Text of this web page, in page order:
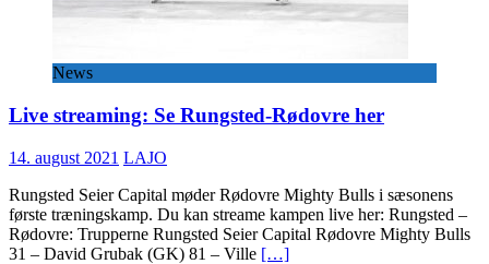
News
Live streaming: Se Rungsted-Rødovre her
14. august 2021 LAJO
Rungsted Seier Capital møder Rødovre Mighty Bulls i sæsonens
første træningskamp. Du kan streame kampen live her: Rungsted –
Rødovre: Trupperne Rungsted Seier Capital Rødovre Mighty Bulls
31 – David Grubak (GK) 81 – Ville […]